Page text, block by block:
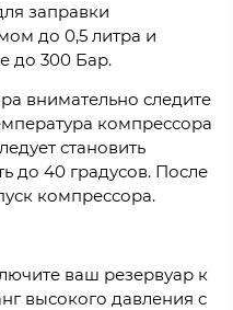
заправки
до 0,5 литра и
до 300 Бар.
внимательно следите
компрессора
становить
до 40 градусов. После
компрессора.
ваш резервуар к
высокого давления с